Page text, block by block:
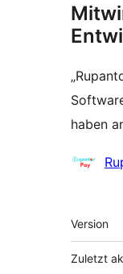
haben
Meta
Version
Zuletzt